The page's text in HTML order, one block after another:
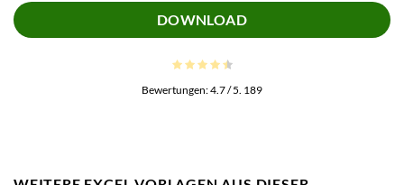
DOWNLOAD
Bewertungen:4.7/ 5. 189